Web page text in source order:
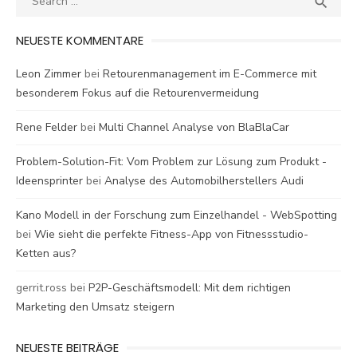
NEUESTE KOMMENTARE
Leon Zimmer bei Retourenmanagement im E-Commerce mit
besonderem Fokus auf die Retourenvermeidung
Rene Felder bei Multi Channel Analyse von BlaBlaCar
Problem-Solution-Fit: Vom Problem zur Lösung zum Produkt -
Ideensprinter bei Analyse des Automobilherstellers Audi
Kano Modell in der Forschung zum Einzelhandel - WebSpotting
bei Wie sieht die perfekte Fitness-App von Fitnessstudio-
Ketten aus?
gerrit.ross bei P2P-Geschäftsmodell: Mit dem richtigen
Marketing den Umsatz steigern
NEUESTE BEITRÄGE